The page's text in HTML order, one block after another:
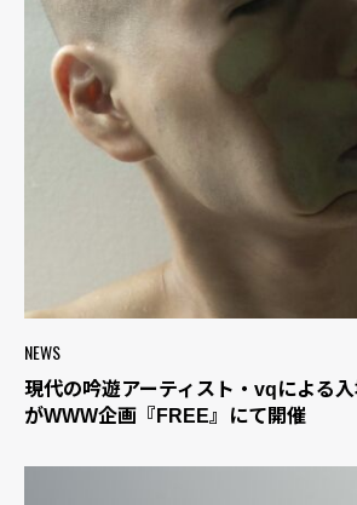
NEWS
現代の吟遊アーティスト・vqによる
がWWW企画『FREE』にて開催